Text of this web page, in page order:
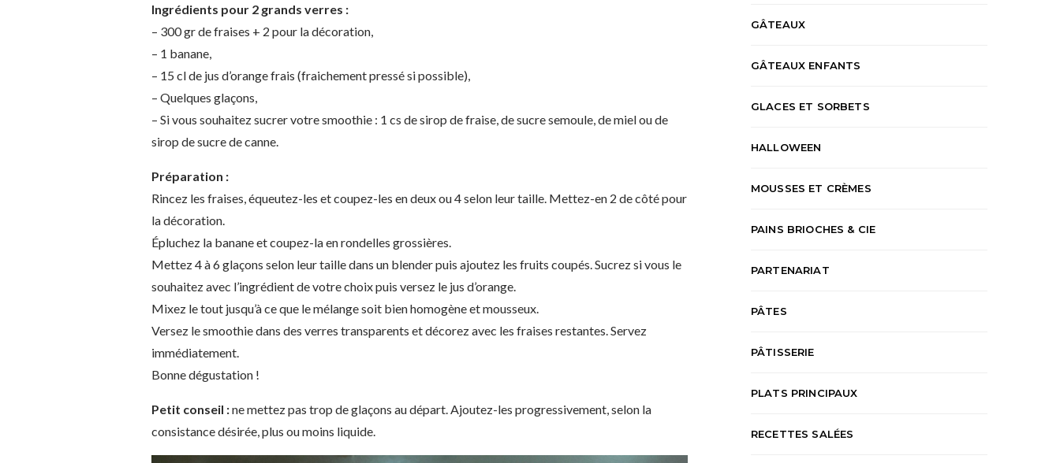
Ingrédients pour 2 grands verres :
– 300 gr de fraises + 2 pour la décoration,
– 1 banane,
– 15 cl de jus d’orange frais (fraichement pressé si possible),
– Quelques glaçons,
– Si vous souhaitez sucrer votre smoothie : 1 cs de sirop de fraise, de sucre semoule, de miel ou de
sirop de sucre de canne.
Préparation :
Rincez les fraises, équeutez-les et coupez-les en deux ou 4 selon leur taille. Mettez-en 2 de côté pour
la décoration.
Épluchez la banane et coupez-la en rondelles grossières.
Mettez 4 à 6 glaçons selon leur taille dans un blender puis ajoutez les fruits coupés. Sucrez si vous le
souhaitez avec l’ingrédient de votre choix puis versez le jus d’orange.
Mixez le tout jusqu’à ce que le mélange soit bien homogène et mousseux.
Versez le smoothie dans des verres transparents et décorez avec les fraises restantes. Servez
immédiatement.
Bonne dégustation !
Petit conseil :ne mettez pas trop de glaçons au départ. Ajoutez-les progressivement, selon la
consistance désirée, plus ou moins liquide.
GÂTEAUX
GÂTEAUX ENFANTS
GLACES ET SORBETS
HALLOWEEN
MOUSSES ET CRÈMES
PAINS BRIOCHES & CIE
PARTENARIAT
PÂTES
PÂTISSERIE
PLATS PRINCIPAUX
RECETTES SALÉES